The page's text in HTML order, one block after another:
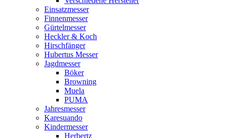
Einsatzmesser
Finnenmesser
Gürtelmesser
Heckler & Koch
Hirschfänger
Hubertus Messer
Jagdmesser
Böker
Browning
Muela
PUMA
Jahresmesser
Karesuando
Kindermesser
Herbertz